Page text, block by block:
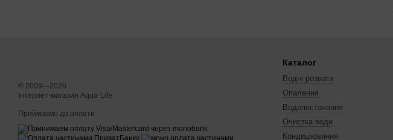
© 2009—2026
Інтернет-магазин Aqua-Life
Приймаємо до оплати
Каталог
Водні розваги
Опалення
Водопостачання
Очистка води
Кондиціювання